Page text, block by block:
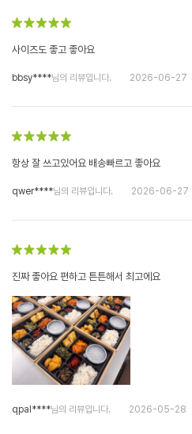
사이즈도 좋고 좋아요
bbsy****님의 리뷰입니다. 2026-06-27
항상 잘 쓰고있어요 배송빠르고 좋아요
qwer****님의 리뷰입니다. 2026-06-27
진짜 좋아요 편하고 튼튼해서 최고에요
qpal****님의 리뷰입니다. 2026-05-28